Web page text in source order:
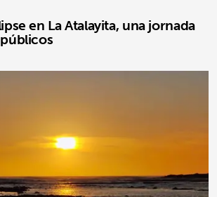
en La Atalayita, una jornada